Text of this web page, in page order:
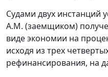
Судами двух инстанций
А.М. (заемщиком)
виде экономии на
исходя из трех
рефинансирования, на